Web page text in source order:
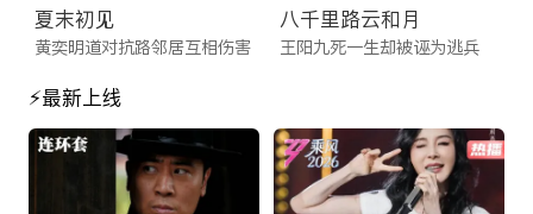
ITalkBB TV是专为海外华人打造的免费影视App及视频网站。提
供2025最新大陆电视剧、电影、综艺及央视卫视直播。高清画
质无卡顿，实时同步国内追剧。无需翻墙，立即访问网址或下载
App，畅享线上看剧乐趣！
ITalkBB TV：海外华人影视网站的首选，
连接您与家乡的视听桥梁
夏末初见
黄奕明道对抗路邻居互相伤害
八千里路云和月
王阳九死一生却被诬为逃兵
⚡最新上线